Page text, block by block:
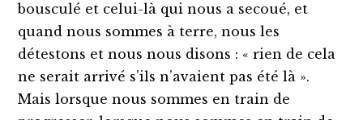
bousculé et celui-là qui nous a secoué, et
quand nous sommes à terre, nous les
détestons et nous nous disons : « rien de cela
ne serait arrivé s’ils n’avaient pas été là ».
Mais lorsque nous sommes en train de